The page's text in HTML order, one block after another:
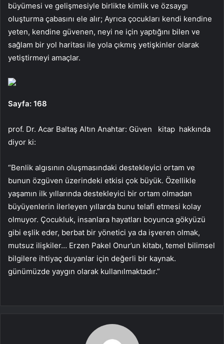
büyümesi ve gelişmesiyle birlikte kimlik ve özsaygı
oluşturma çabasını ele alır; Ayrıca çocukları kendi kendine
yeten, kendine güvenen, neyi ne için yaptığını bilen ve
sağlam bir yol haritası ile yola çıkmış yetişkinler olarak
yetiştirmeyi amaçlar.
Sayfa: 168
prof. Dr. Acar Baltaş Altın Anahtar: Güven kitap hakkında
diyor ki:
“Benlik algısının oluşmasındaki destekleyici ortam ve
bunun özgüven üzerindeki etkisi çok büyük. Özellikle
yaşamın ilk yıllarında destekleyici bir ortam olmadan
büyüyenlerin ilerleyen yıllarda bunu telafi etmesi kolay
olmuyor. Çocukluk, insanlara hayatları boyunca gökyüzü
gibi eşlik eder, berbat bir yönetici ya da işveren olmak,
mutsuz ilişkiler… Erzen Pakel Onur’un kitabı, temel bilimsel
bilgilere ihtiyaç duyanlar için değerli bir kaynak.
günümüzde yaygın olarak kullanılmaktadır.”